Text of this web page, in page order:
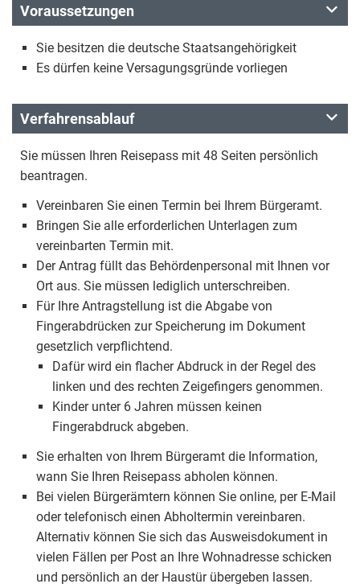
Voraussetzungen
Sie besitzen die deutsche Staatsangehörigkeit
Es dürfen keine Versagungsgründe vorliegen
Verfahrensablauf
Sie müssen Ihren Reisepass mit 48 Seiten persönlich
beantragen.
Vereinbaren Sie einen Termin bei Ihrem Bürgeramt.
Bringen Sie alle erforderlichen Unterlagen zum
vereinbarten Termin mit.
Der Antrag füllt das Behördenpersonal mit Ihnen vor
Ort aus. Sie müssen lediglich unterschreiben.
Für Ihre Antragstellung ist die Abgabe von
Fingerabdrücken zur Speicherung im Dokument
gesetzlich verpflichtend.
Dafür wird ein flacher Abdruck in der Regel des
linken und des rechten Zeigefingers genommen.
Kinder unter 6 Jahren müssen keinen
Fingerabdruck abgeben.
Sie erhalten von Ihrem Bürgeramt die Information,
wann Sie Ihren Reisepass abholen können.
Bei vielen Bürgerämtern können Sie online, per E-Mail
oder telefonisch einen Abholtermin vereinbaren.
Alternativ können Sie sich das Ausweisdokument in
vielen Fällen per Post an Ihre Wohnadresse schicken
und persönlich an der Haustür übergeben lassen.